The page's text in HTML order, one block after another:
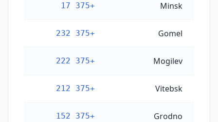
Minsk
+375 17
Gomel
+375 232
Mogilev
+375 222
Vitebsk
+375 212
Grodno
+375 152